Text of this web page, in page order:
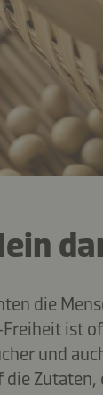
die
Freiheit ist
und
die